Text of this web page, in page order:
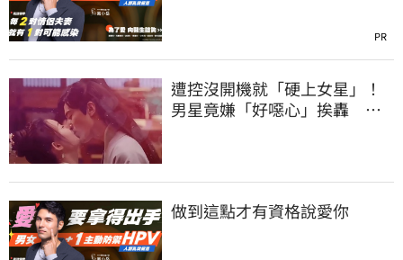
PR
遭控沒開機就「硬上女星」！
男星竟嫌「好噁心」挨轟 親
做到這點才有資格說愛你